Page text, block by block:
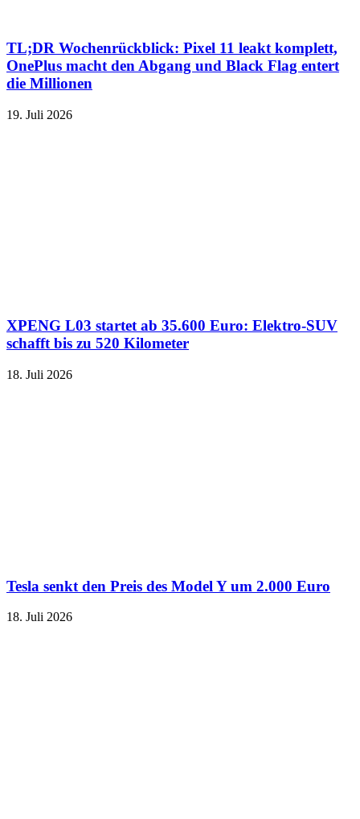
TL;DR Wochenrückblick: Pixel 11 leakt komplett,
OnePlus macht den Abgang und Black Flag entert
die Millionen
19. Juli 2026
XPENG L03 startet ab 35.600 Euro: Elektro-SUV
schafft bis zu 520 Kilometer
18. Juli 2026
Tesla senkt den Preis des Model Y um 2.000 Euro
18. Juli 2026